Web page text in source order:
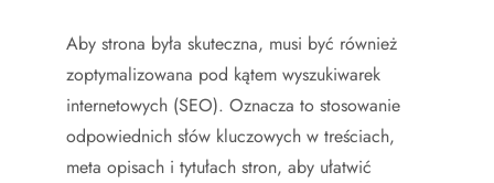
Aby strona była skuteczna, musi być również
zoptymalizowana pod kątem wyszukiwarek
internetowych (SEO). Oznacza to stosowanie
odpowiednich słów kluczowych w treściach,
meta opisach i tytułach stron, aby ułatwić